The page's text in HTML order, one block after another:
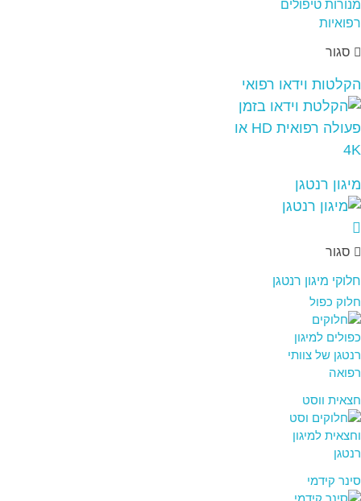
סגור
הקלטות וידאו רפואי
מיגון רנטגן
סגור
חלוקי מיגון רנטגן
חלוק כפול
חצאית ווסט
סינר קידמי